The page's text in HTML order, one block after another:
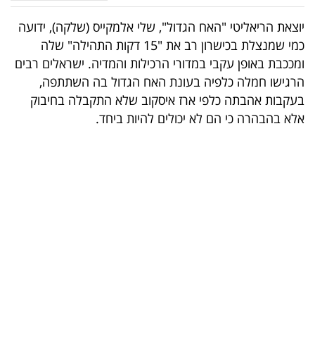
עסקי
ספורט
קריירה
ולימודים
יוצאת הריאליטי "האח הגדול", שלי אלמקייס (שלקה), ידועה
כמי שמנצלת בכישרון רב את "15 דקות התהילה" שלה
ומככבת באופן עקבי במדורי הרכילות והמדיה. ישראלים רבים
הרגישו חמלה כלפיה בעונת האח הגדול בה השתתפה,
בעקבות אהבתה כלפי ארז איסקוב שלא התקבלה בחיבוק
אלא בהבהרה כי הם לא יכולים להיות ביחד.